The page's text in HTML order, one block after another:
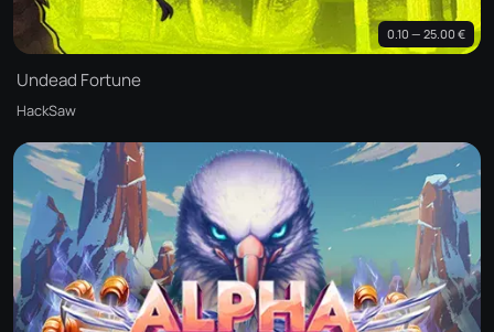
0.10 — 25.00 €
Undead Fortune
HackSaw